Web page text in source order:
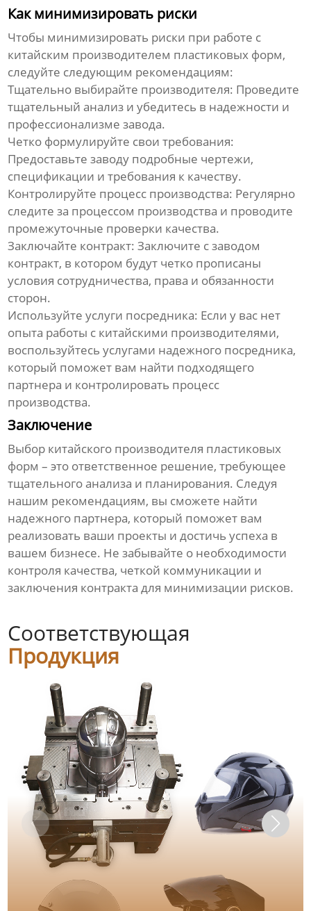
Как минимизировать риски
Чтобы минимизировать риски при работе с
китайским производителем пластиковых форм,
следуйте следующим рекомендациям:
Тщательно выбирайте производителя: Проведите
тщательный анализ и убедитесь в надежности и
профессионализме завода.
Четко формулируйте свои требования:
Предоставьте заводу подробные чертежи,
спецификации и требования к качеству.
Контролируйте процесс производства: Регулярно
следите за процессом производства и проводите
промежуточные проверки качества.
Заключайте контракт: Заключите с заводом
контракт, в котором будут четко прописаны
условия сотрудничества, права и обязанности
сторон.
Используйте услуги посредника: Если у вас нет
опыта работы с китайскими производителями,
воспользуйтесь услугами надежного посредника,
который поможет вам найти подходящего
партнера и контролировать процесс
производства.
Заключение
Выбор китайского производителя пластиковых
форм – это ответственное решение, требующее
тщательного анализа и планирования. Следуя
нашим рекомендациям, вы сможете найти
надежного партнера, который поможет вам
реализовать ваши проекты и достичь успеха в
вашем бизнесе. Не забывайте о необходимости
контроля качества, четкой коммуникации и
заключения контракта для минимизации рисков.
Соответствующая
Продукция